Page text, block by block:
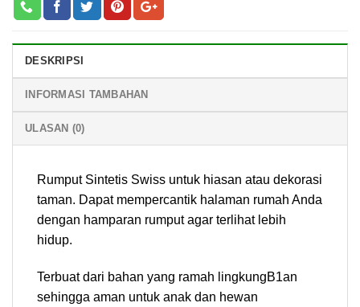
DESKRIPSI
INFORMASI TAMBAHAN
ULASAN (0)
Rumput Sintetis Swiss untuk hiasan atau dekorasi
taman. Dapat mempercantik halaman rumah Anda
dengan hamparan rumput agar terlihat lebih
hidup.
Terbuat dari bahan yang ramah lingkungB1an
sehingga aman untuk anak dan hewan